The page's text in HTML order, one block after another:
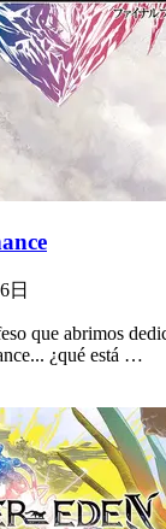
日
que abrimos
¿qué está …